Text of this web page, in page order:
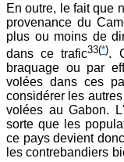
En outre, le fait que
provenance du
plus ou moins de
dans ce trafic33(*).
braquage ou par
volées dans ces
considérer les
volées au Gabon.
sorte que les
ce pays devient
les contrebandiers